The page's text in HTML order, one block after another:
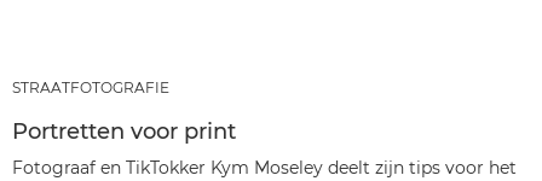
STRAATFOTOGRAFIE
Portretten voor print
Fotograaf en TikTokker Kym Moseley deelt zijn tips voor het